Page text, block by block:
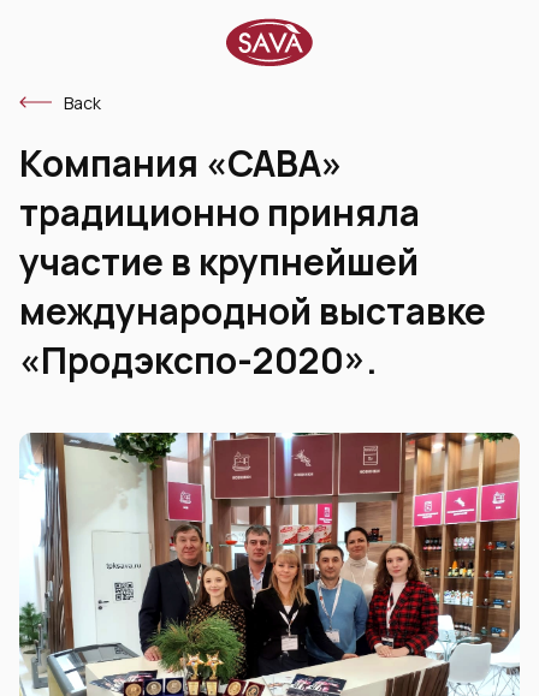
Back
Компания «САВА»
традиционно приняла
участие в крупнейшей
международной выставке
«Продэкспо-2020».